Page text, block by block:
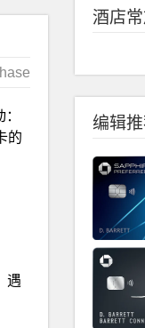
的
遇
酒店
编辑